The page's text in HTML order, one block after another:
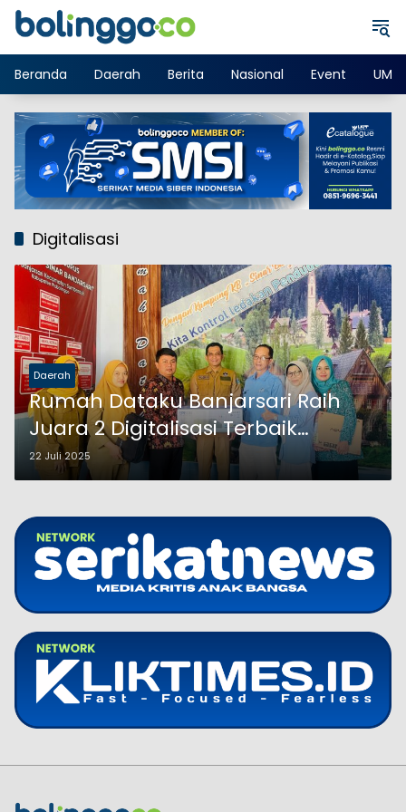
Langsung
Beranda
Daerah Berita Nasional Event
Digitalisasi
Daerah
Rumah Dataku Banjarsari Raih
Juara 2 Digitalisasi Terbaik
Tingkat Jawa Timur
22 Juli 2025